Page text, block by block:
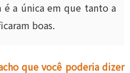
a única em que tanto a
boas.
que você poderia dizer